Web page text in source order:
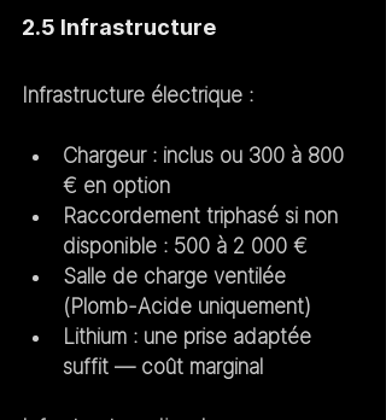
2.5 Infrastructure
Infrastructure électrique :
Chargeur : inclus ou 300 à 800
€ en option
Raccordement triphasé si non
disponible : 500 à 2 000 €
Salle de charge ventilée
(Plomb-Acide uniquement)
Lithium : une prise adaptée
suffit — coût marginal